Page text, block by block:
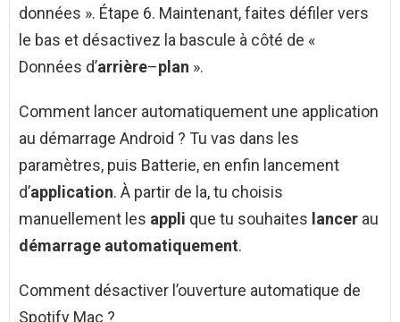
données ». Étape 6. Maintenant, faites défiler vers
le bas et désactivez la bascule à côté de «
Données d’arrière–plan ».
Comment lancer automatiquement une application
au démarrage Android ? Tu vas dans les
paramètres, puis Batterie, en enfin lancement
d’application. À partir de la, tu choisis
manuellement les appli que tu souhaites lancer au
démarrage automatiquement.
Comment désactiver l’ouverture automatique de
Spotify Mac ?